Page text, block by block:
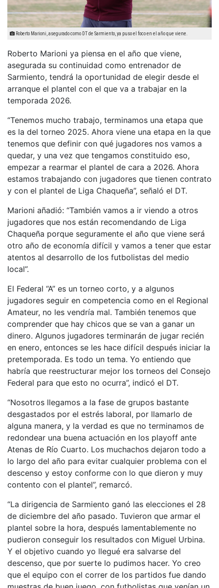
Roberto Marioni, asegurado como DT de Sarmiento, ya puso el foco en el año que viene.
Roberto Marioni ya piensa en el año que viene,
asegurada su continuidad como entrenador de
Sarmiento, tendrá la oportunidad de elegir desde el
arranque el plantel con el que va a trabajar en la
temporada 2026.
“Tenemos mucho trabajo, terminamos una etapa que
es la del torneo 2025. Ahora viene una etapa en la que
tenemos que definir con qué jugadores nos vamos a
quedar, y una vez que tengamos constituido eso,
empezar a rearmar el plantel de cara a 2026. Ahora
estamos trabajando con jugadores que tienen contrato
y con el plantel de Liga Chaqueña”, señaló el DT.
Marioni añadió: “También vamos a ir viendo a otros
jugadores que nos están recomendando de Liga
Chaqueña porque seguramente el año que viene será
otro año de economía difícil y vamos a tener que estar
atentos al desarrollo de los futbolistas del medio
local”.
El Federal “A” es un torneo corto, y a algunos
jugadores seguir en competencia como en el Regional
Amateur, no les vendría mal. También tenemos que
comprender que hay chicos que se van a ganar un
dinero. Algunos jugadores terminarán de jugar recién
en enero, entonces se les hace difícil después iniciar la
pretemporada. Es todo un tema. Yo entiendo que
habría que reestructurar mejor los torneos del Consejo
Federal para que esto no ocurra”, indicó el DT.
“Nosotros llegamos a la fase de grupos bastante
desgastados por el estrés laboral, por llamarlo de
alguna manera, y la verdad es que no terminamos de
redondear una buena actuación en los playoff ante
Atenas de Río Cuarto. Los muchachos dejaron todo a
lo largo del año para evitar cualquier problema con el
descenso y estoy conforme con lo que dieron y muy
contento con el plantel”, remarcó.
“La dirigencia de Sarmiento ganó las elecciones el 28
de diciembre del año pasado. Tuvieron que armar el
plantel sobre la hora, después lamentablemente no
pudieron conseguir los resultados con Miguel Urbina.
Y el objetivo cuando yo llegué era salvarse del
descenso, que por suerte lo pudimos hacer. Yo creo
que el equipo con el correr de los partidos fue dando